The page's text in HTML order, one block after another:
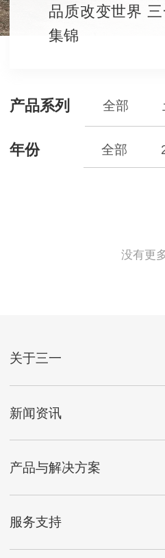
品质改变世界
集锦
产品系列 全部
年份 全部
没有更
关于三一
新闻资讯
产品与解决方案
服务支持